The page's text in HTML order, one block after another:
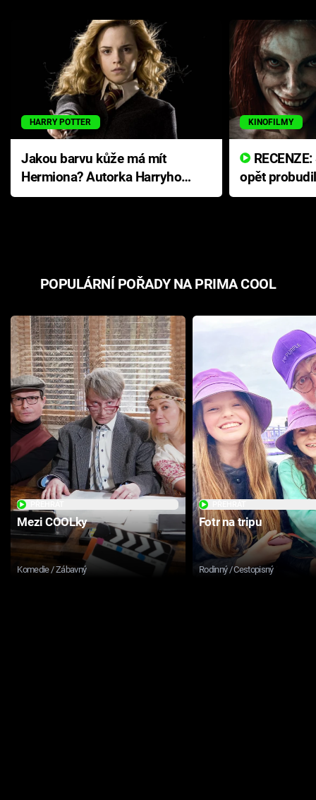
HARRY POTTER
Jakou barvu kůže má mít
Hermiona? Autorka Harryho
Pottera přišla s ráznou
KINOFILMY
opět
přichází s
POPULÁRNÍ POŘADY NA PRIMA COOL
Mezi COOLky
Komedie / Zábavný
Fotr na tripu
Rodinný / Cestopisný